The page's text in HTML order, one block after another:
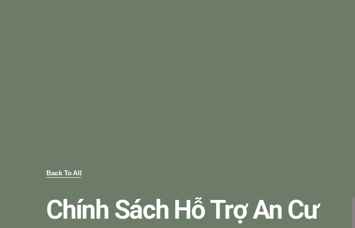
Back To All
Chính Sách Hỗ Trợ An Cư